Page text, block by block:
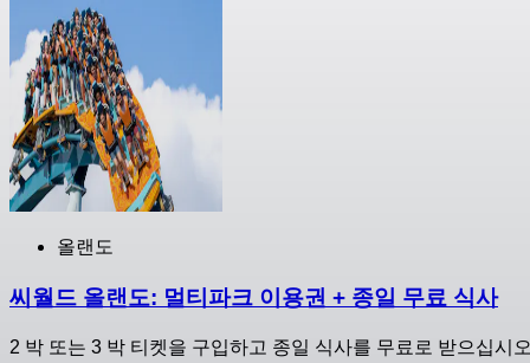
올랜도
씨월드 올랜도: 멀티파크 이용권 + 종일 무료 식사
2 박 또는 3 박 티켓을 구입하고 종일 식사를 무료로 받으십시